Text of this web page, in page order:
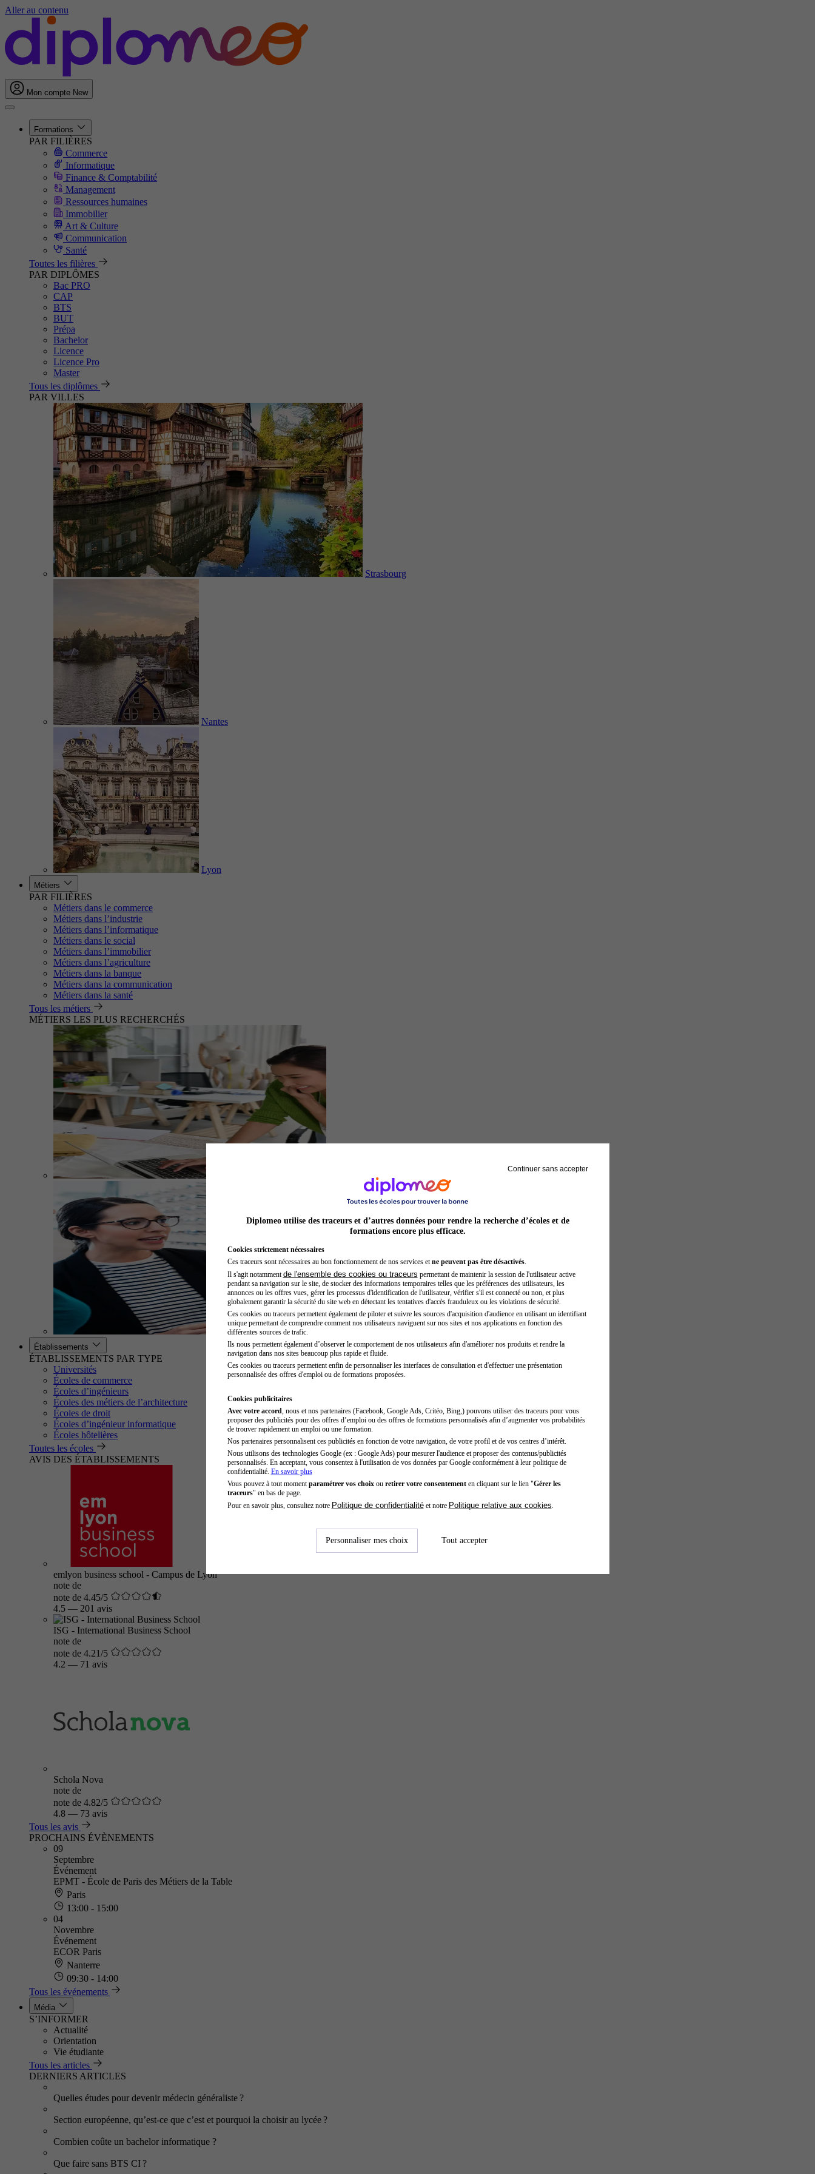
Aller au contenu
Mon compte New
Formations
PAR FILIÈRES
Commerce
Informatique
Finance & Comptabilité
Management
Ressources humaines
Immobilier
Art & Culture
Communication
Santé
Toutes les filières
PAR DIPLÔMES
Bac PRO
CAP
BTS
BUT
Prépa
Bachelor
Licence
Licence Pro
Master
Tous les diplômes
PAR VILLES
Strasbourg
Nantes
Lyon
Métiers
PAR FILIÈRES
Métiers dans le commerce
Métiers dans l’industrie
Métiers dans l’informatique
Métiers dans le social
Métiers dans l’immobilier
Métiers dans l’agriculture
Métiers dans la banque
Métiers dans la communication
Métiers dans la santé
Tous les métiers
MÉTIERS LES PLUS RECHERCHÉS
Entrepreneur
Établissements
ÉTABLISSEMENTS PAR TYPE
Universités
Écoles de commerce
Écoles d’ingénieurs
Écoles des métiers de l’architecture
Écoles de droit
Écoles d’ingénieur informatique
Écoles hôtelières
Toutes les écoles
AVIS DES ÉTABLISSEMENTS
emlyon business school - Campus de Lyon
note de
note de 4.45/5
4.5 — 201 avis
ISG - International Business School
note de
note de 4.21/5
4.2 — 71 avis
Schola Nova
note de
note de 4.82/5
4.8 — 73 avis
Tous les avis
PROCHAINS ÉVÈNEMENTS
09
Septembre
Événement
EPMT - École de Paris des Métiers de la Table
Paris
13:00 - 15:00
04
Novembre
Événement
ECOR Paris
Nanterre
09:30 - 14:00
Tous les événements
Média
S’INFORMER
Actualité
Orientation
Vie étudiante
Tous les articles
DERNIERS ARTICLES
Quelles études pour devenir médecin généraliste ?
Section européenne, qu’est-ce que c’est et pourquoi la choisir au lycée ?
Combien coûte un bachelor informatique ?
Que faire sans BTS CI ?
Continuer sans accepter
Diplomeo utilise des traceurs et d’autres données pour rendre la recherche d’écoles et de
formations encore plus efficace.
Cookies strictement nécessaires
Ces traceurs sont nécessaires au bon fonctionnement de nos services et ne peuvent pas être désactivés.
Il s'agit notamment de l'ensemble des cookies ou traceurs permettant de maintenir la session de l'utilisateur active
pendant sa navigation sur le site, de stocker des informations temporaires telles que les préférences des utilisateurs, les
annonces ou les offres vues, gérer les processus d'identification de l'utilisateur, vérifier s'il est connecté ou non, et plus
globalement garantir la sécurité du site web en détectant les tentatives d'accès frauduleux ou les violations de sécurité.
Ces cookies ou traceurs permettent également de piloter et suivre les sources d'acquisition d'audience en utilisant un identifiant
unique permettant de comprendre comment nos utilisateurs naviguent sur nos sites et nos applications en fonction des
différentes sources de trafic.
Ils nous permettent également d’observer le comportement de nos utilisateurs afin d'améliorer nos produits et rendre la
navigation dans nos sites beaucoup plus rapide et fluide.
Ces cookies ou traceurs permettent enfin de personnaliser les interfaces de consultation et d'effectuer une présentation
personnalisée des offres d'emploi ou de formations proposées.
Cookies publicitaires
Avec votre accord , nous et nos partenaires (Facebook, Google Ads, Critéo, Bing,) pouvons utiliser des traceurs pour vous
proposer des publicités pour des offres d’emploi ou des offres de formations personnalisés afin d’augmenter vos probabilités
de trouver rapidement un emploi ou une formation.
Nos partenaires personnalisent ces publicités en fonction de votre navigation, de votre profil et de vos centres d’intérêt.
Nous utilisons des technologies Google (ex : Google Ads) pour mesurer l'audience et proposer des contenus/publicités
personnalisés. En acceptant, vous consentez à l'utilisation de vos données par Google conformément à leur politique de
confidentialité. En savoir plus
Vous pouvez à tout moment paramétrer vos choixou retirer votre consentementen cliquant sur le lien "Gérer les
traceurs" en bas de page.
Pour en savoir plus, consultez notre Politique de confidentialitéet notre Politique relative aux cookies
Personnaliser mes choix Tout accepter